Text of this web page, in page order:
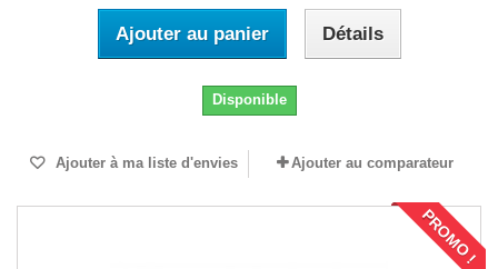
Ajouter au panier Détails
Disponible
Ajouter à ma liste d'envies Ajouter au comparateur
PROMO !